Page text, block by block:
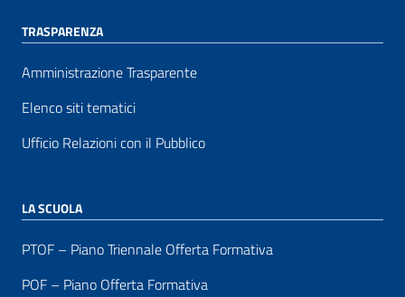
TRASPARENZA
Amministrazione Trasparente
Elenco siti tematici
Ufficio Relazioni con il Pubblico
LA SCUOLA
PTOF – Piano Triennale Offerta Formativa
POF – Piano Offerta Formativa